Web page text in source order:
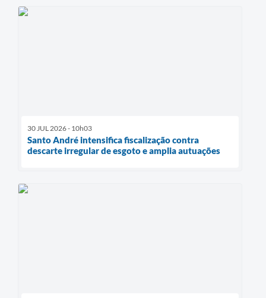
30 JUL 2026 - 10h03
Santo André intensifica fiscalização contra
descarte irregular de esgoto e amplia autuações